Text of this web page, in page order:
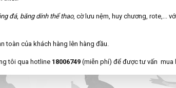
đá, băng dính thể thao, cờ lưu nệm, huy chương, rote,...
toàn của khách hàng lên hàng đầu.
tôi qua hotline 18006749 (miễn phí) để được tư vấn mua